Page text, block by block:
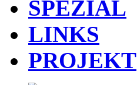
SPEZIAL
LINKS
PROJEKT